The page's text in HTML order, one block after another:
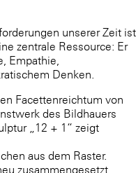
unserer Zeit ist
zentrale Ressource: Er
Empathie,
Denken.
Facettenreichtum von
des Bildhauers
„12 + 1“ zeigt
aus dem Raster.
zusammengesetzt.